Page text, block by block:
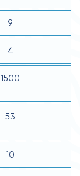
9
4
1500
53
10